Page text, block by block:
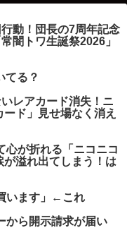
動！団長の7周年記念
闇トワ生誕祭2026」
てる？
レアカード消失！ニ
ド」見せ場なく消え
心が折れる「ニコニコ
溢れ出てしまう！は
います」←これ
から開示請求が届い